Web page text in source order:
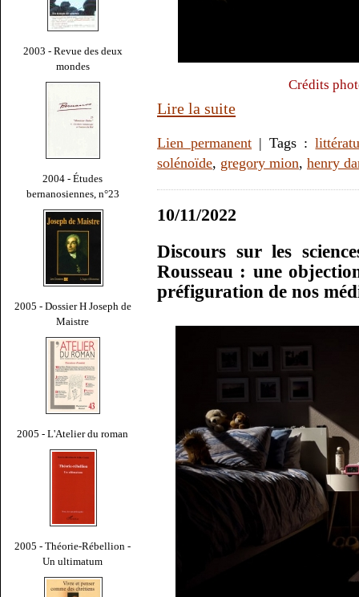
2003 - Revue des deux
mondes
2004 - Études
bernanosiennes, n°23
2005 - Dossier H Joseph de
Maistre
2005 - L'Atelier du roman
2005 - Théorie-Rébellion -
Un ultimatum
Crédits
Lire la suite
Lien permanent | Tags :
solénoïde, gregory mion, henry
10/11/2022
Discours sur les
Rousseau : une
préfiguration de nos